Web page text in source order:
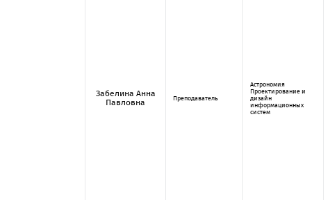
Забелина Анна
Павловна
Преподаватель
Астрономия
Проектирование и
дизайн
информационных
систем